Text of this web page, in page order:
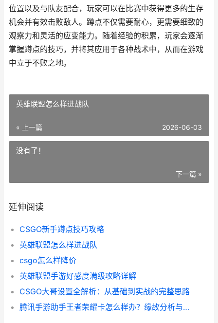
位置以及与队友配合，玩家可以在比赛中获得更多的生存
机会并有效击败敌人。蹲点不仅需要耐心，更需要细致的
观察力和灵活的应变能力。随着经验的积累，玩家会逐渐
掌握蹲点的技巧，并将其应用于各种战术中，从而在游戏
中立于不败之地。
英雄联盟怎么样进战队
« 上一篇 2026-06-03
没有了！
下一篇 »
延伸阅读
CSGO新手蹲点技巧攻略
英雄联盟怎么样进战队
csgo怎么样降价
英雄联盟手游好感度满级攻略详解
CSGO大哥设置全解析：从基础到实战的完整思路
腾讯手游助手王者荣耀卡怎么样办？缘故分析与优化攻略全解析